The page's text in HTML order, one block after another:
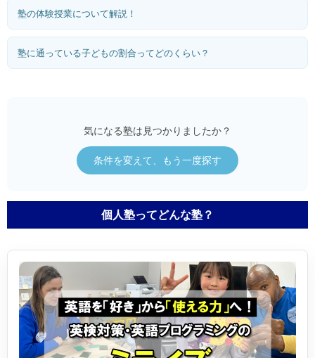
塾の体験授業について解説！
塾に通っている子どもの割合ってどのくらい？
気になる塾は見つかりましたか？
条件を変えて、もう一度探す
個人塾ってどんな塾？